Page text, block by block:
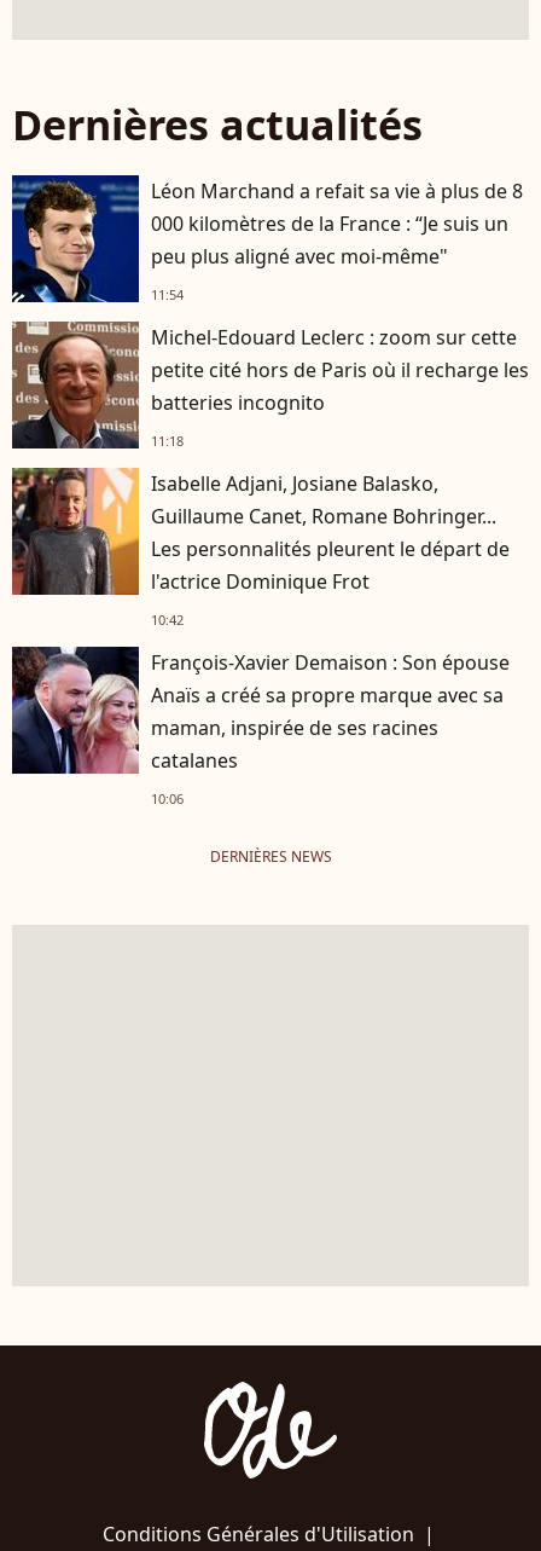
Dernières actualités
Léon Marchand a refait sa vie à plus de 8
000 kilomètres de la France : “Je suis un
peu plus aligné avec moi-même"
11:54
Michel-Edouard Leclerc : zoom sur cette
petite cité hors de Paris où il recharge les
batteries incognito
11:18
Isabelle Adjani, Josiane Balasko,
Guillaume Canet, Romane Bohringer...
Les personnalités pleurent le départ de
l'actrice Dominique Frot
10:42
François-Xavier Demaison : Son épouse
Anaïs a créé sa propre marque avec sa
maman, inspirée de ses racines
catalanes
10:06
DERNIÈRES NEWS
Conditions Générales d'Utilisation |